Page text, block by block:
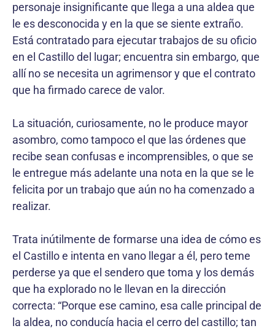
personaje insignificante que llega a una aldea que
le es desconocida y en la que se siente extraño.
Está contratado para ejecutar trabajos de su oficio
en el Castillo del lugar; encuentra sin embargo, que
allí no se necesita un agrimensor y que el contrato
que ha firmado carece de valor.
La situación, curiosamente, no le produce mayor
asombro, como tampoco el que las órdenes que
recibe sean confusas e incomprensibles, o que se
le entregue más adelante una nota en la que se le
felicita por un trabajo que aún no ha comenzado a
realizar.
Trata inútilmente de formarse una idea de cómo es
el Castillo e intenta en vano llegar a él, pero teme
perderse ya que el sendero que toma y los demás
que ha explorado no le llevan en la dirección
correcta: “Porque ese camino, esa calle principal de
la aldea, no conducía hacia el cerro del castillo; tan